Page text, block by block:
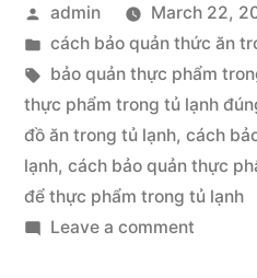
cách
bảo
quản
thức
ăn
trong
Posted
by
admin
March 22,
Posted
in
cách bảo quản thức ăn
Tags:
bảo quản thực phẩm
thực phẩm trong tủ lạnh
đồ ăn trong tủ lạnh, cách
lạnh, cách bảo quản thực
để thực phẩm trong tủ lạnh
Leave a commenton